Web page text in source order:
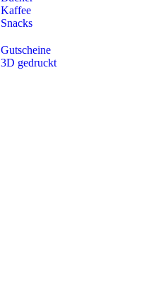
Kaffee
Snacks
Gutscheine
3D gedruckt